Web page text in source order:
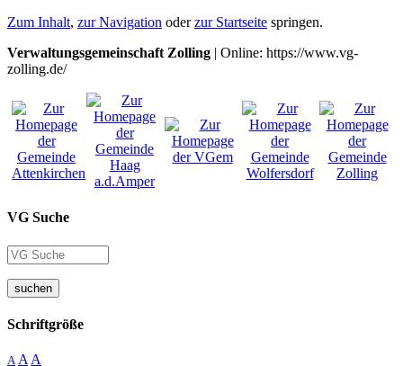
Zum Inhalt, zur Navigation oderzur Startseite springen.
Verwaltungsgemeinschaft Zolling | Online: https://www.vg-
zolling.de/
VG Suche
suchen
Schriftgröße
A A A